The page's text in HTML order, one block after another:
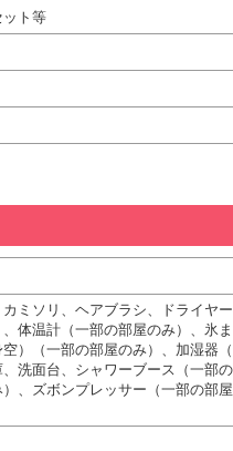
ット等
ミソリ、ヘアブラシ、ドライヤ
体温計（一部の部屋のみ）、氷
）（一部の部屋のみ）、加湿器
洗面台、シャワーブース（一部
、ズボンプレッサー（一部の部